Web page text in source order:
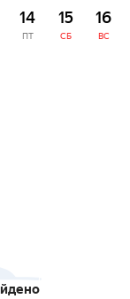
14
ПТ
15
СБ
16
ВС